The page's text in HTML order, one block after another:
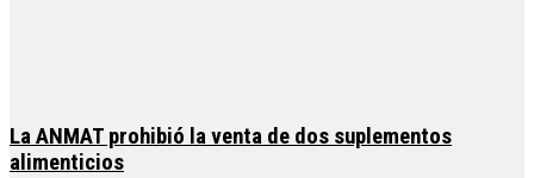
La ANMAT prohibió la venta de dos suplementos
alimenticios